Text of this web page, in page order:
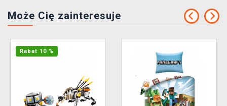
Może Cię zainteresuje
Rabat 10 %